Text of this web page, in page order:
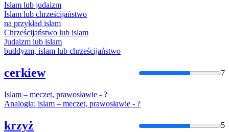
Islam lub judaizm
Islam lub chrześcijaństwo
na przykład islam
Chrześcijaństwo lub islam
Judaizm lub islam
buddyzm, islam lub chrześcijaństwo
cerkiew 7
Islam – meczet, prawosławie - ?
Analogia: islam – meczet, prawosławie - ?
krzyż 5